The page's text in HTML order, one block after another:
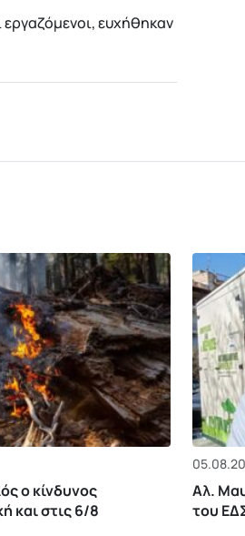
ευχήθηκαν
ο κίνδυνος
και στις 6/8
Αλ.
του